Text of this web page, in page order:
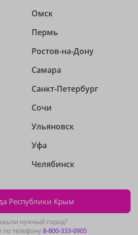
Омск
Пермь
Ростов-на-Дону
Самара
Санкт-Петербург
Сочи
Ульяновск
Уфа
Челябинск
Республики Крым
нужный город?
по телефону8-800-333-0905